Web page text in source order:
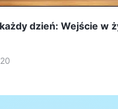
dzień: Wejście w